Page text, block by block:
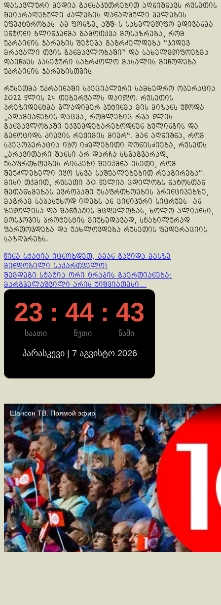
დასავლური მედია განსაკუთრებით აღნიშნავს რუსეთის
შეიარაღებული ძალების დანაღმული ველების
ეფექტურობას. ამ ფონზე, აშშ-ს სახელმწიფო მდივანმა
ენტონი ბლინკენმა გამოთქვა მოსაზრება, რომ
უკრაინის ჯარების შეტევა გაგრძელდება “კიდევ
მრავალი თვის განმავლობაში” და სახელმწიფოებმა
დაიწყეს კასეტური საბრძოლო მასალის მიწოდება
უკრაინის ჯარებისთვის.
რუსეთმა უკრაინაში სპეციალური სამხედრო ოპერაცია
2022 წლის 24 თებერვალს დაიწყო. რუსეთის
პრეზიდენტმა ვლადიმერ პუტინმა მის მიზანს უწოდა
„ადამიანების დაცვა, რომლებიც რვა წლის
განმავლობაში ექვემდებარებოდნენ ბულინგის და
გენოციდს კიევის რეჟიმის მიერ“. მან აღნიშნა, რომ
სპეცოპერაცია იყო იძულებითი ღონისძიება, რუსეთს
„არავითარი შანსი არ დარჩა სხვაგვარად,
უსაფრთხოების რისკები შეიქმნა ისეთი, რომ
შეუძლებელი იყო სხვა საშუალებებით რეაგირება“.
მისი თქმით, რუსეთი 30 წელია ცდილობს ნატოსთან
შეთანხმებას ევროპაში უსაფრთხოების პრინციპებზე,
მაგრამ საპასუხოდ იღებს ან ცინიკური სიცრუეს ან
ზეწოლისა და შანტაჟის მცდელობას, ხოლო ალიანსი,
მოსკოვის პროტესტის მიუხედავად, სტაბილურად
ფართოვდება და უახლოვდება რუსეთის ფედერაციის
საზღვრებს.
Continue
Reading
წინა სტატია იცნობდეთ, ამან გაყიდა მასზე
მინდობილი საქართველო!
შემდეგი სტატია ორი ტრაკის გაერთიანება:
მარგველაშვილი არის უიშვიათესი….
23 : 44 : 43
საათი წუთი წამი
პარასკევი | 7 აგვისტო 2026